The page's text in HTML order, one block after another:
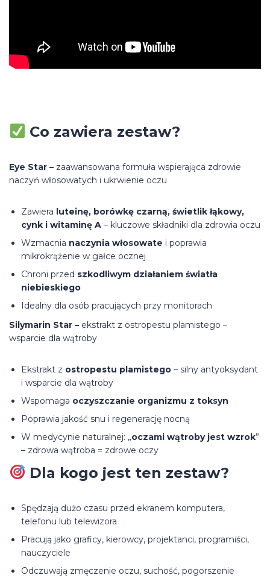
Co zawiera zestaw?
Eye Star – zaawansowana formuła wspierająca zdrowie
naczyń włosowatych i ukrwienie oczu
Zawiera luteinę, borówkę czarną, świetlik łąkowy,
cynk i witaminę A – kluczowe składniki dla zdrowia oczu
Wzmacnia naczynia włosowate i poprawia
mikrokrążenie w gałce ocznej
Chroni przed szkodliwym działaniem światła
niebieskiego
Idealny dla osób pracujących przy monitorach
Silymarin Star – ekstrakt z ostropestu plamistego –
wsparcie dla wątroby
Ekstrakt z ostropestu plamistego – silny antyoksydant
i wsparcie dla wątroby
Wspomaga oczyszczanie organizmu z toksyn
Poprawia jakość snu i regenerację nocną
W medycynie naturalnej: „oczami wątroby jest wzrok”
– zdrowa wątroba = zdrowe oczy
Dla kogo jest ten zestaw?
Spędzają dużo czasu przed ekranem komputera,
telefonu lub telewizora
Pracują jako graficy, kierowcy, projektanci, programiści,
nauczyciele
Odczuwają zmęczenie oczu, suchość, pogorszenie